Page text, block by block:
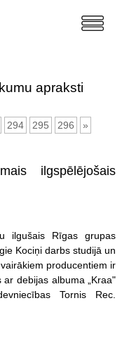
apraksti
294 295 296 »
ilgspēlējošais
ilgušais Rīgas grupas
Kociņi darbs studijā un
producentiem ir
ar debijas albuma „Kraa"
Tornis Rec.